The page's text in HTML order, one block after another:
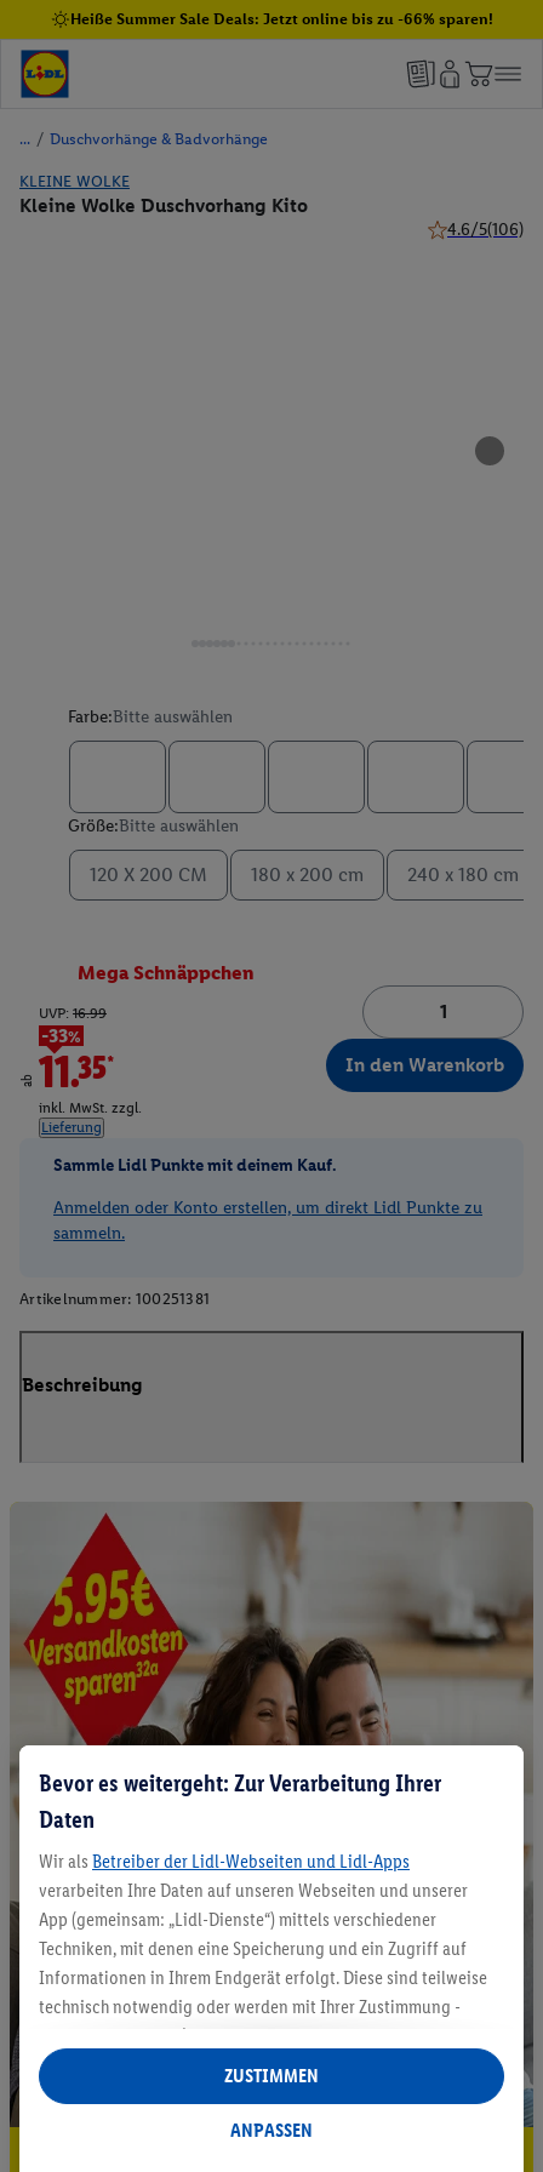
Heiße Summer Sale Deals: Jetzt online bis zu -66% sparen!
/ Duschvorhänge & Badvorhänge
KLEINE WOLKE
Kleine Wolke Duschvorhang Kito
4.6/5(106)
Farbe:Bitte auswählen
Größe:Bitte auswählen
120 X 200 CM 180 x 200 cm 240 x 180 cm
Mega Schnäppchen
ab
UVP: 16.99
-33%
11.35*
inkl. MwSt. zzgl.
Lieferung
In den Warenkorb
Sammle Lidl Punkte mit deinem Kauf.
Anmelden oder Konto erstellen, um direkt Lidl Punkte zu
sammeln.
Artikelnummer: 100251381
Beschreibung
Bevor es weitergeht: Zur Verarbeitung Ihrer
Daten
Wir als Betreiber der Lidl-Webseiten und Lidl-Apps
verarbeiten Ihre Daten auf unseren Webseiten und unserer
App (gemeinsam: „Lidl-Dienste“) mittels verschiedener
Techniken, mit denen eine Speicherung und ein Zugriff auf
Informationen in Ihrem Endgerät erfolgt. Diese sind teilweise
technisch notwendig oder werden mit Ihrer Zustimmung -
auch durch Partner (u.a.
Verantwortliche; im Zusammenhang mit dem IAB TCF
insgesamt
Statistik-Erstellung oder für personalisierte Werbung
ANPASSEN
ZUSTIMMEN